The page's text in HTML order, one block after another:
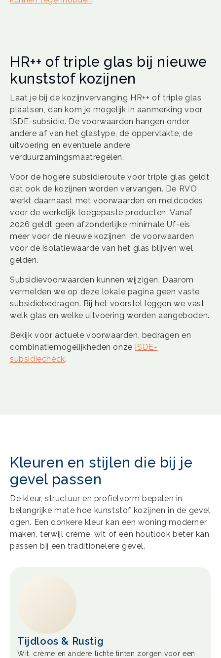
HR++ of triple glas bij nieuwe
kunststof kozijnen
Laat je bij de kozijnvervanging HR++ of triple glas
plaatsen, dan kom je mogelijk in aanmerking voor
ISDE-subsidie. De voorwaarden hangen onder
andere af van het glastype, de oppervlakte, de
uitvoering en eventuele andere
verduurzamingsmaatregelen.
Voor de hogere subsidieroute voor triple glas geldt
dat ook de kozijnen worden vervangen. De RVO
werkt daarnaast met voorwaarden en meldcodes
voor de werkelijk toegepaste producten. Vanaf
2026 geldt geen afzonderlijke minimale Uf-eis
meer voor de nieuwe kozijnen; de voorwaarden
voor de isolatiewaarde van het glas blijven wel
gelden.
Subsidievoorwaarden kunnen wijzigen. Daarom
vermelden we op deze lokale pagina geen vaste
subsidiebedragen. Bij het voorstel leggen we vast
welk glas en welke uitvoering worden aangeboden.
Bekijk voor actuele voorwaarden, bedragen en
combinatiemogelijkheden onze ISDE-
subsidiecheck.
Kleuren en stijlen die bij je
gevel passen
De kleur, structuur en profielvorm bepalen in
belangrijke mate hoe kunststof kozijnen in de gevel
ogen. Een donkere kleur kan een woning moderner
maken, terwijl crème, wit of een houtlook beter kan
passen bij een traditionelere gevel.
Tijdloos & Rustig
Wit, crème en andere lichte tinten zorgen voor een